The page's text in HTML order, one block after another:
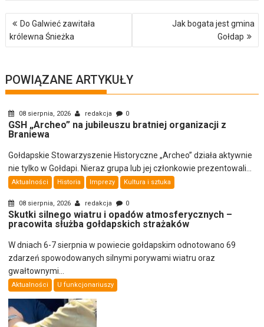
Nawigacja
wpisu
Do Galwieć zawitała
królewna Śnieżka
Jak bogata jest gmina
Gołdap
POWIĄZANE ARTYKUŁY
08 sierpnia, 2026 redakcja 0
GSH „Archeo” na jubileuszu bratniej organizacji z
Braniewa
Gołdapskie Stowarzyszenie Historyczne „Archeo” działa aktywnie
nie tylko w Gołdapi. Nieraz grupa lub jej członkowie prezentowali...
Aktualności Historia Imprezy Kultura i sztuka
08 sierpnia, 2026 redakcja 0
Skutki silnego wiatru i opadów atmosferycznych –
pracowita służba gołdapskich strażaków
W dniach 6-7 sierpnia w powiecie gołdapskim odnotowano 69
zdarzeń spowodowanych silnymi porywami wiatru oraz
gwałtownymi...
Aktualności U funkcjonariuszy